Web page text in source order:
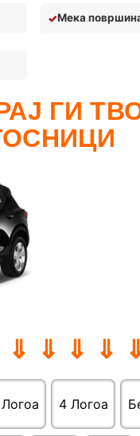
Мека
ГИ
⇓ ⇓ ⇓ ⇓
4 Логоa